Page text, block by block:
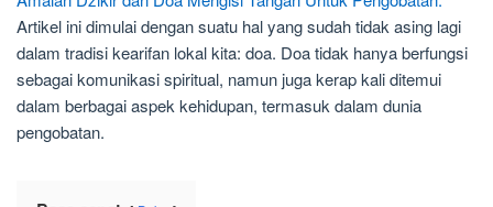
Artikel ini dimulai dengan suatu hal yang sudah tidak asing lagi
dalam tradisi kearifan lokal kita: doa. Doa tidak hanya berfungsi
sebagai komunikasi spiritual, namun juga kerap kali ditemui
dalam berbagai aspek kehidupan, termasuk dalam dunia
pengobatan.